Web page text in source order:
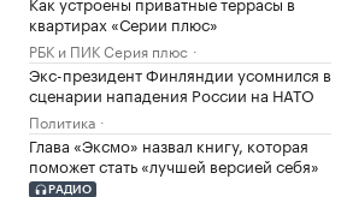
квартирах «Серии плюс»
РБК и ПИК Серия плюс
Экс-президент Финляндии усомнился в
сценарии нападения России на НАТО
Политика
Глава «Эксмо» назвал книгу, которая
поможет стать «лучшей версией себя»
РАДИО